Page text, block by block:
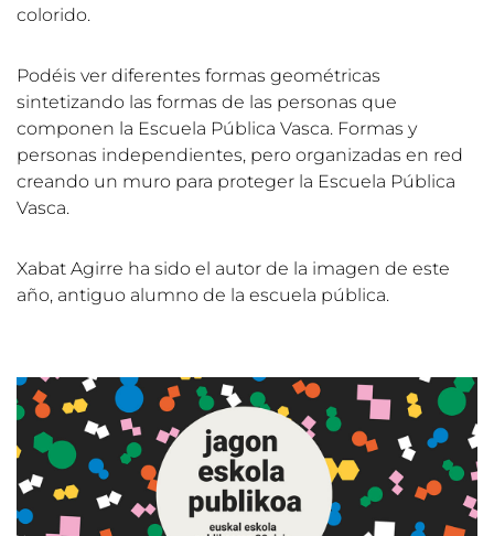
colorido.
Podéis ver diferentes formas geométricas
sintetizando las formas de las personas que
componen la Escuela Pública Vasca. Formas y
personas independientes, pero organizadas en red
creando un muro para proteger la Escuela Pública
Vasca.
Xabat Agirre ha sido el autor de la imagen de este
año, antiguo alumno de la escuela pública.